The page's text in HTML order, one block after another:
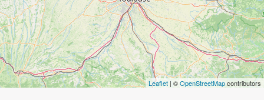
Leaflet | ©OpenStreetMapcontributors